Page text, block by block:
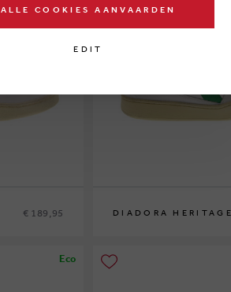
€ 189,95 DIADORA HERITAGE
Eco
ALLE COOKIES AANVAARDEN
EDIT